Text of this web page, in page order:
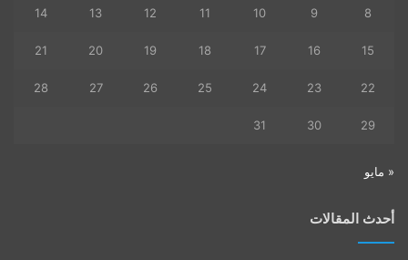
8
9
10
11
12
13
14
15
16
17
18
19
20
21
22
23
24
25
26
27
28
29
30
31
« مايو
أحدث المقالات